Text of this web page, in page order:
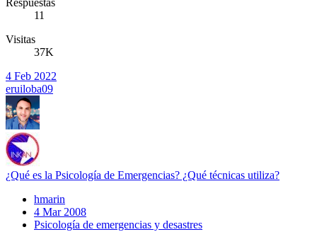
Respuestas
11
Visitas
37K
4 Feb 2022
eruiloba09
¿Qué es la Psicología de Emergencias? ¿Qué técnicas utiliza?
hmarin
4 Mar 2008
Psicología de emergencias y desastres